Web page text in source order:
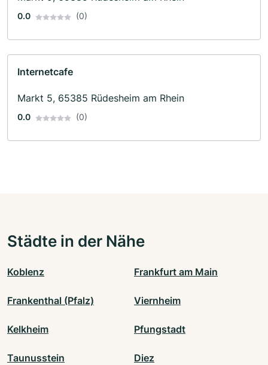
0.0 (0)
Internetcafe
Markt 5, 65385 Rüdesheim am Rhein
0.0 (0)
Städte in der Nähe
Koblenz Frankfurt am Main
Frankenthal (Pfalz) Viernheim
Kelkheim Pfungstadt
Taunusstein Diez